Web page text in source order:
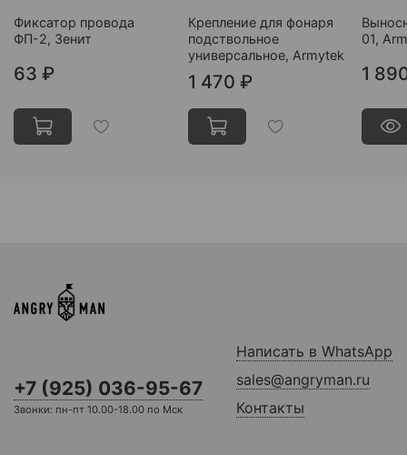
Фиксатор провода
ФП-2, Зенит
63 ₽
Крепление для фонаря
подствольное
универсальное, Armytek
1 470 ₽
01,
1
+7 (925) 036-95-67
Звонки: пн-пт 10.00-18.00 по Мск
Написать в WhatsApp
sales@angryman.ru
Контакты